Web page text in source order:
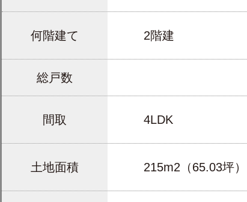
何階建て 2階建
総戸数
間取 4LDK
土地面積 215m2（65.03坪）